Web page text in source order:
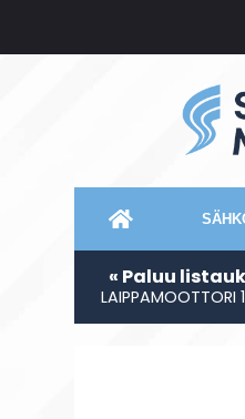
« Paluu
LAIPPAMOOTTORI